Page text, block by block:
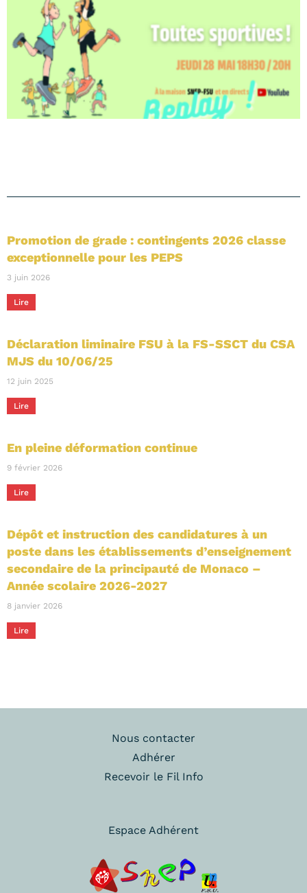
Promotion de grade : contingents 2026 classe
exceptionnelle pour les PEPS
3 juin 2026
Lire
Déclaration liminaire FSU à la FS-SSCT du CSA
MJS du 10/06/25
12 juin 2025
Lire
En pleine déformation continue
9 février 2026
Lire
Dépôt et instruction des candidatures à un
poste dans les établissements d’enseignement
secondaire de la principauté de Monaco –
Année scolaire 2026-2027
8 janvier 2026
Lire
Nous contacter
Adhérer
Recevoir le Fil Info
Espace Adhérent